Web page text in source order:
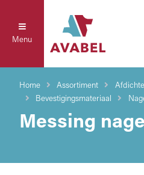
Menu
Home Assortiment
Bevestigingsmateriaal
Messing